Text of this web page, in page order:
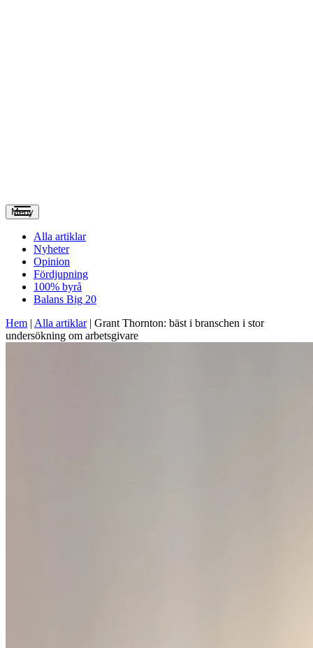
Meny
Alla artiklar
Nyheter
Opinion
Fördjupning
100% byrå
Balans Big 20
Hem | Alla artiklar| Grant Thornton: bäst i branschen i stor
undersökning om arbetsgivare